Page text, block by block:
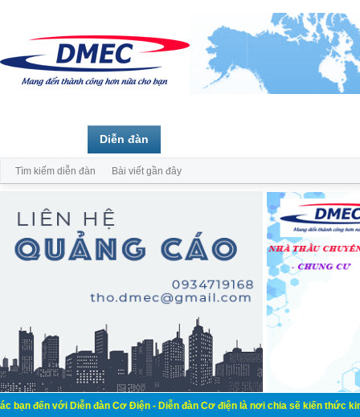
Diễn đàn Cơ Điện - Diễn đàn Cơ điện là nơi chia sẽ kiến thức kinh
Diễn đàn
Tìm kiếm diễn đàn Bài viết gần đây